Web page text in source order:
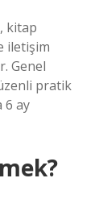
kitap
iletişim
Genel
pratik
6 ay